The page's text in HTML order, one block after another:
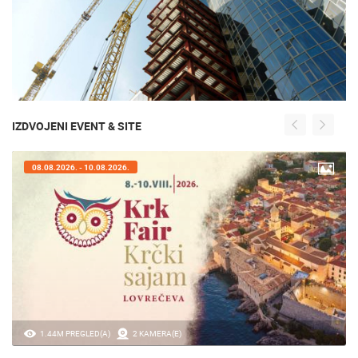
IZDVOJENI EVENT & SITE
1.44M PREGLED(A) 2 KAMERA(E)
08.08.2026. - 10.08.2026.